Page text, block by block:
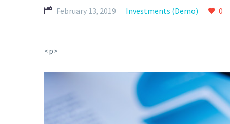
February 13, 2019 Investments (Demo) 0
<p>